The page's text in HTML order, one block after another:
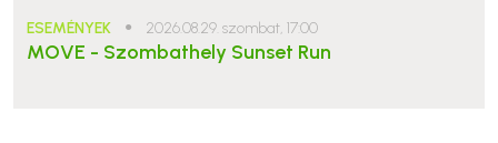
ESEMÉNYEK ● 2026.08.29. szombat, 17:00
MOVE - Szombathely Sunset Run